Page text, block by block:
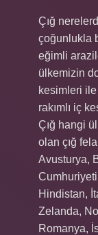
Çığ
çoğunlukla
eğimli
ülkemizin
kesimleri
rakımlı iç
Çığ hangi
olan çığ
Avusturya,
Hindistan,
Zelanda,
Romanya,